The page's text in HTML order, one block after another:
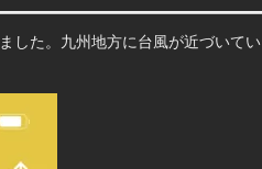
した。九州地方に台風が近づいてい